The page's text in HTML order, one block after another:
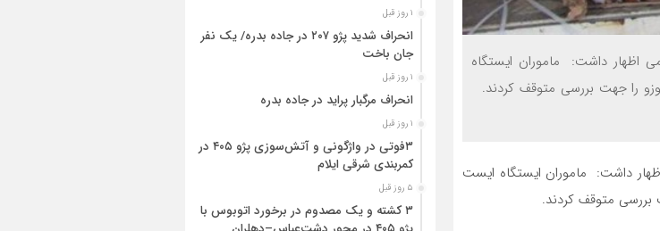
اظهار داشت: ماموران ایستگاه
را جهت بررسی متوقف کردند.
داشت: ماموران ایستگاه ایست
بررسی متوقف کردند.
۱ روز قبل
انحراف شدید پژو ۲۰۷ در جاده بدره/ یک نفر
جان باخت
۱ روز قبل
انحراف مرگبار پراید در جاده بدره
۱ روز قبل
۳فوتی در واژگونی و آتش‌سوزی پژو ۴۰۵ در
کمربندی شرقی ایلام
۵ روز قبل
۳ کشته و یک مصدوم در برخورد اتوبوس با